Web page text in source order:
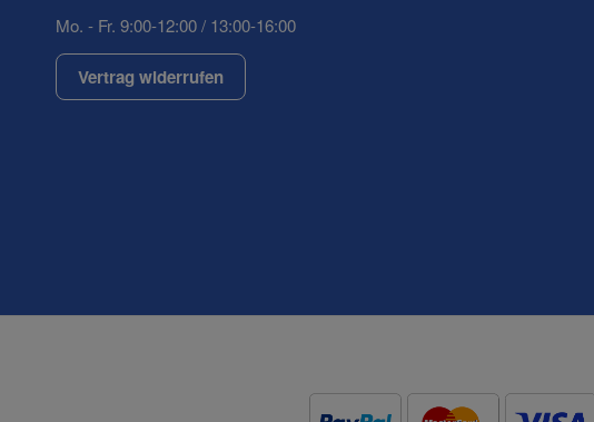
Mo. - Fr. 9:00-12:00 / 13:00-16:00
Vertrag widerrufen